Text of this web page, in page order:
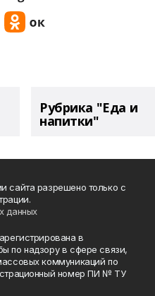
Рубрика "Еда и
напитки"
сайта разрешено только с
данных
в
по надзору в сфере связи,
коммуникаций по
номер ПИ № ТУ